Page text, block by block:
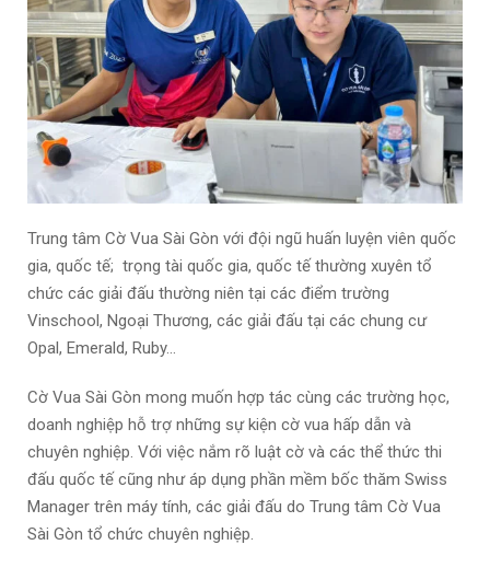
Trung tâm Cờ Vua Sài Gòn với đội ngũ huấn luyện viên quốc
gia, quốc tế; trọng tài quốc gia, quốc tế thường xuyên tổ
chức các giải đấu thường niên tại các điểm trường
Vinschool, Ngoại Thương, các giải đấu tại các chung cư
Opal, Emerald, Ruby…
Cờ Vua Sài Gòn mong muốn hợp tác cùng các trường học,
doanh nghiệp hỗ trợ những sự kiện cờ vua hấp dẫn và
chuyên nghiệp. Với việc nắm rõ luật cờ và các thể thức thi
đấu quốc tế cũng như áp dụng phần mềm bốc thăm Swiss
Manager trên máy tính, các giải đấu do Trung tâm Cờ Vua
Sài Gòn tổ chức chuyên nghiệp.